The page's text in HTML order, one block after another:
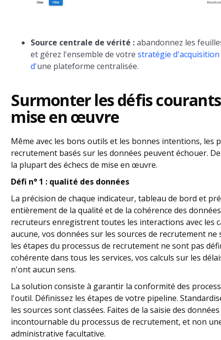
Source centrale de vérité :abandonnez les
et gérez l'ensemble de votrestratégie
d'une plateforme centralisée.
Surmonter les défis
mise en œuvre
Même avec les bons outils et les bonnes intentions, les
recrutement basés sur les données peuvent échouer.
la plupart des échecs de mise en œuvre.
Défi n° 1 : qualité des données
La précision de chaque indicateur, tableau de bord et
entièrement de la qualité et de la cohérence des
recruteurs enregistrent toutes les interactions avec les
aucune, vos données sur les sources de recrutement ne
les étapes du processus de recrutement ne sont pas
cohérente dans tous les services, vos calculs sur les
n'ont aucun sens.
La solution consiste à garantir la conformité des
l'outil. Définissez les étapes de votre pipeline.
les sources sont classées. Faites de la saisie des
incontournable du processus de recrutement, et non
administrative facultative.